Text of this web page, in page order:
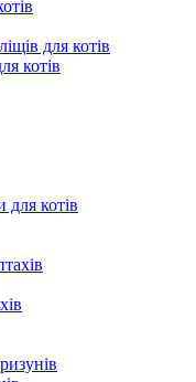
для котів
котів
котів